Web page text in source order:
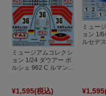
ミュージアムコレクシ
ョン 1/24 ダウアー ポ
ルシェ 962 C ルマン...
¥1,595(税込)
ミュー
ョン 1/
ルセデ
¥1,595